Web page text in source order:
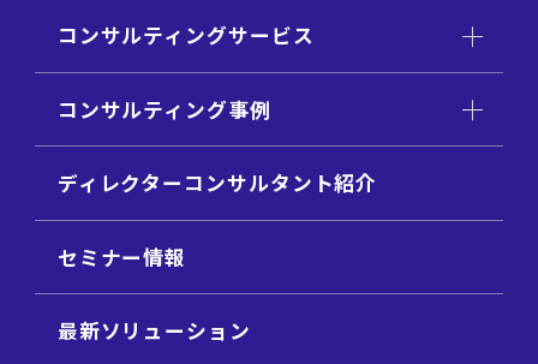
コンサルティングサービス
コンサルティング事例
ディレクターコンサルタント紹介
セミナー情報
最新ソリューション